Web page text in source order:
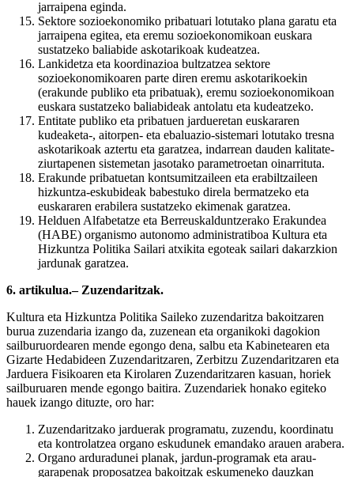
jarraipena eginda.
Sektore sozioekonomiko pribatuari lotutako plana garatu eta
jarraipena egitea, eta eremu sozioekonomikoan euskara
sustatzeko baliabide askotarikoak kudeatzea.
Lankidetza eta koordinazioa bultzatzea sektore
sozioekonomikoaren parte diren eremu askotarikoekin
(erakunde publiko eta pribatuak), eremu sozioekonomikoan
euskara sustatzeko baliabideak antolatu eta kudeatzeko.
Entitate publiko eta pribatuen jardueretan euskararen
kudeaketa-, aitorpen- eta ebaluazio-sistemari lotutako tresna
askotarikoak aztertu eta garatzea, indarrean dauden kalitate-
ziurtapenen sistemetan jasotako parametroetan oinarrituta.
Erakunde pribatuetan kontsumitzaileen eta erabiltzaileen
hizkuntza-eskubideak babestuko direla bermatzeko eta
euskararen erabilera sustatzeko ekimenak garatzea.
Helduen Alfabetatze eta Berreuskalduntzerako Erakundea
(HABE) organismo autonomo administratiboa Kultura eta
Hizkuntza Politika Sailari atxikita egoteak sailari dakarzkion
jardunak garatzea.
6. artikulua.– Zuzendaritzak.
Kultura eta Hizkuntza Politika Saileko zuzendaritza bakoitzaren
burua zuzendaria izango da, zuzenean eta organikoki dagokion
sailburuordearen mende egongo dena, salbu eta Kabinetearen eta
Gizarte Hedabideen Zuzendaritzaren, Zerbitzu Zuzendaritzaren eta
Jarduera Fisikoaren eta Kirolaren Zuzendaritzaren kasuan, horiek
sailburuaren mende egongo baitira. Zuzendariek honako egiteko
hauek izango dituzte, oro har:
Zuzendaritzako jarduerak programatu, zuzendu, koordinatu
eta kontrolatzea organo eskudunek emandako arauen arabera.
Organo arduradunei planak, jardun-programak eta arau-
garapenak proposatzea bakoitzak eskumeneko dauzkan